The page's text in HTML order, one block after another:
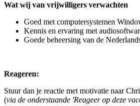
Wat wij van vrijwilligers verwachten
Goed met computersystemen
Kennis en ervaring met
Goede beheersing van de
Reageren:
Stuur dan je reactie met motivatie naar
(via de onderstaande 'Reageer op deze